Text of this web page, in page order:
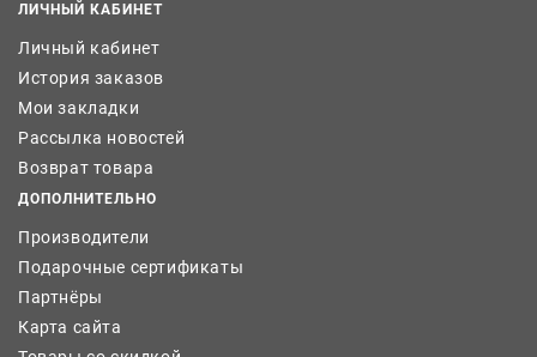
ЛИЧНЫЙ КАБИНЕТ
Личный кабинет
История заказов
Мои закладки
Рассылка новостей
Возврат товара
ДОПОЛНИТЕЛЬНО
Производители
Подарочные сертификаты
Партнёры
Карта сайта